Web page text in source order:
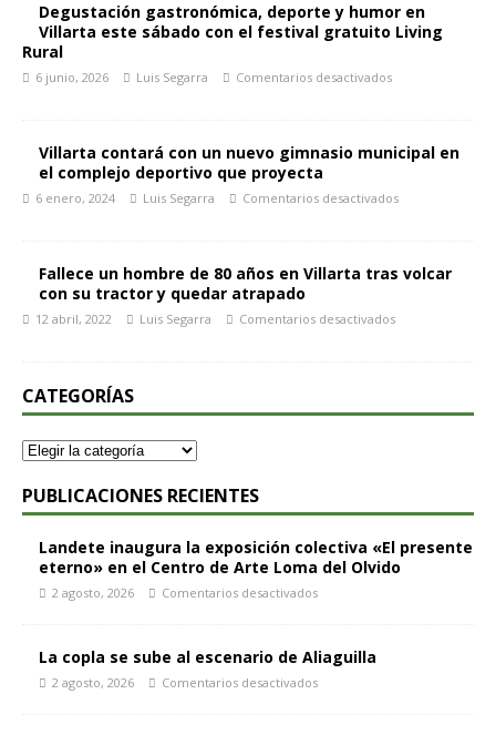
Degustación gastronómica, deporte y humor en
Villarta este sábado con el festival gratuito Living
Rural
6 junio, 2026 Luis Segarra Comentarios desactivados
Villarta contará con un nuevo gimnasio municipal en
el complejo deportivo que proyecta
6 enero, 2024 Luis Segarra Comentarios desactivados
Fallece un hombre de 80 años en Villarta tras volcar
con su tractor y quedar atrapado
12 abril, 2022 Luis Segarra Comentarios desactivados
CATEGORÍAS
PUBLICACIONES RECIENTES
Landete inaugura la exposición colectiva «El presente
eterno» en el Centro de Arte Loma del Olvido
2 agosto, 2026 Comentarios desactivados
La copla se sube al escenario de Aliaguilla
2 agosto, 2026 Comentarios desactivados